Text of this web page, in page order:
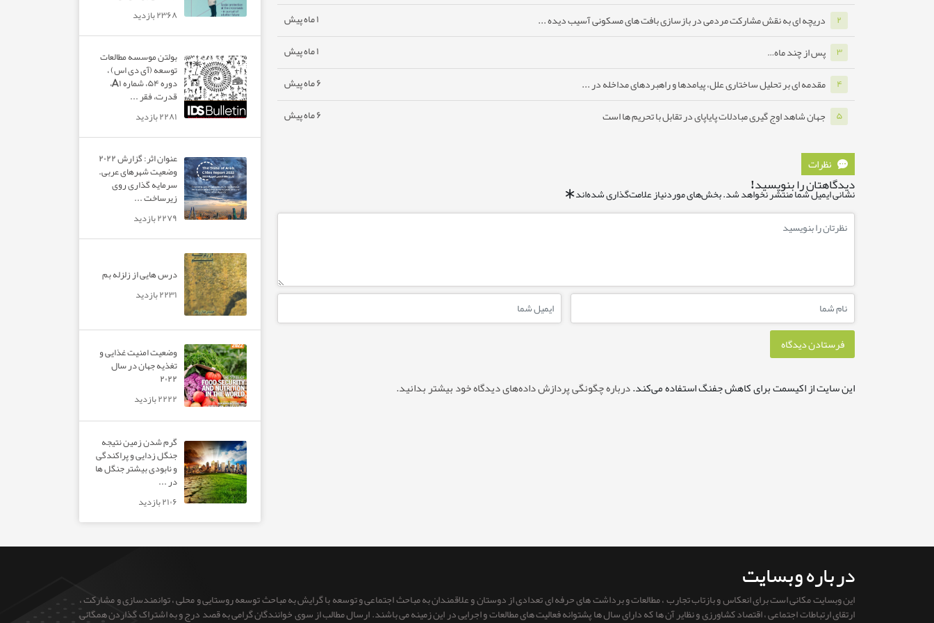
۲ دریچه ای به نقش مشارکت مردمی در بازسازی بافت های مسکونی آسیب دیده ... ۱ ماه پیش
۳ پس از چند ماه… ۱ ماه پیش
۴ مقدمه ای بر تحلیل ساختاری علل، پیامدها و راهبردهای مداخله در ... ۶ ماه پیش
۵ جهان شاهد اوج گیری مبادلات پایاپای در تقابل با تحریم ها است ۶ ماه پیش
نظرات
دیدگاهتان را بنویسید!
نشانی ایمیل شما منتشر نخواهد شد. بخش‌های موردنیاز علامت‌گذاری شده‌اند*
این سایت از اکیسمت برای کاهش جفنگ استفاده می‌کند. درباره چگونگی پردازش داده‌های دیدگاه خود بیشتر بدانید.
۲۳۶۸ بازدید
بولتن موسسه مطالعات
توسعه (آی دی اس) ،
دوره ۵۴، شماره A۱،
قدرت، فقر ...
۲۲۸۱ بازدید
عنوان اثر: گزارش ۲۰۲۲
وضعیت شهرهای عربی.
سرمایه گذاری روی
زیرساخت ...
۲۲۷۹ بازدید
درس هایی از زلزله بم
۲۲۳۱ بازدید
وضعیت امنیت غذایی و
تغذیه جهان در سال
۲۰۲۲
۲۲۲۲ بازدید
گرم شدن زمین نتیجه
جنگل زدایی و پراکندگی
و نابودی بیشتر جنگل ها
در ...
۲۱۰۶ بازدید
درباره وبسایت
این وبسایت مکانی است برای انعکاس و بازتاب تجارب ، مطالعات و برداشت های حرفه ای تعدادی از دوستان و علاقمندان به مباحث اجتماعی و توسعه با گرایش به مباحث توسعه روستایی و محلی ، توانمندسازی و مشارکت ،
ارتقای ارتباطات اجتماعی ، اقتصاد کشاورزی و نظایر آن ها که دارای سال ها پشتوانه فعالیت های مطالعات و اجرایی در این زمینه می باشند. ارسال مطالب از سوی خوانندگان گرامی به قصد درج و به اشتراک گذاردن همگانی